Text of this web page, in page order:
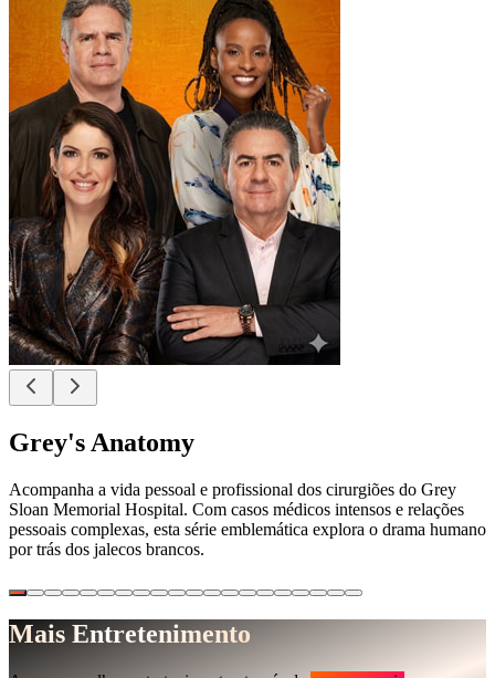
Grey's Anatomy
Acompanha a vida pessoal e profissional dos cirurgiões do Grey
Sloan Memorial Hospital. Com casos médicos intensos e relações
pessoais complexas, esta série emblemática explora o drama humano
por trás dos jalecos brancos.
Mais Entretenimento